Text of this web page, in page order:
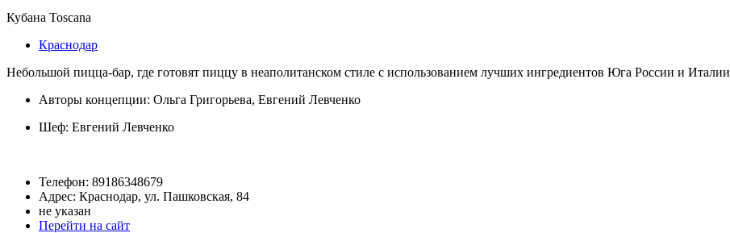
Кубана Toscana
Краснодар
Небольшой пицца-бар, где готовят пиццу в неаполитанском стиле с использованием лучших ингредиентов Юга России и Италии
Авторы концепции: Ольга Григорьева, Евгений Левченко
Шеф: Евгений Левченко
Телефон: 89186348679
Адрес: Краснодар, ул. Пашковская, 84
не указан
Перейти на сайт